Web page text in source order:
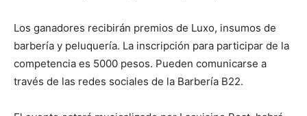
Los ganadores recibirán premios de Luxo, insumos de
barbería y peluquería. La inscripción para participar de la
competencia es 5000 pesos. Pueden comunicarse a
través de las redes sociales de la Barbería B22.